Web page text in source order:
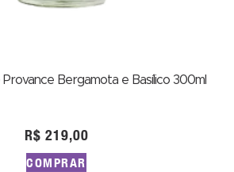
Bergamota e Basílico 300ml
R$ 219,00
COMPRAR